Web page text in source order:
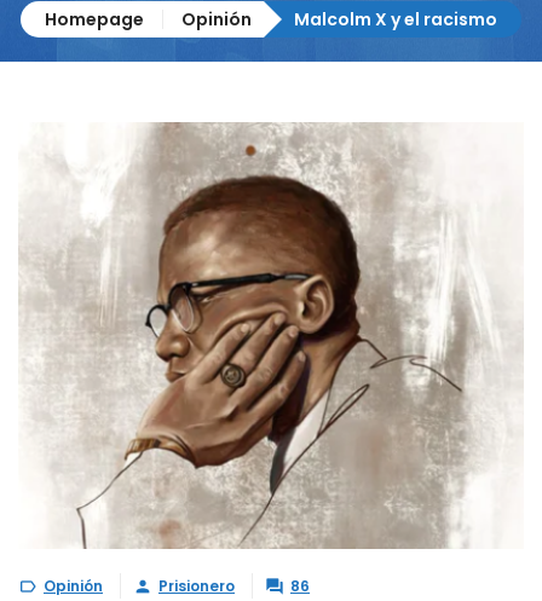
Homepage Opinión Malcolm X y el racismo
 Opinión  Prisionero  86